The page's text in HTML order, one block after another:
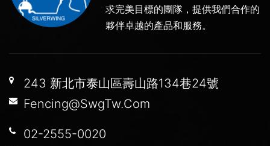
求完美目標的團隊，提供我們合作的
夥伴卓越的產品和服務。
243 新北市泰山區壽山路134巷24號
Fencing@SwgTw.Com
02-2555-0020